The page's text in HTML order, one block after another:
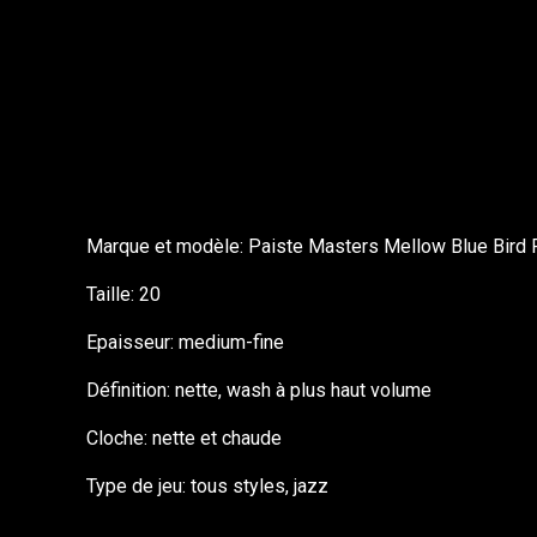
Marque et modèle: Paiste Masters Mellow Blue Bird
Taille: 20
Epaisseur: medium-fine
Définition: nette, wash à plus haut volume
Cloche: nette et chaude
Type de jeu: tous styles, jazz